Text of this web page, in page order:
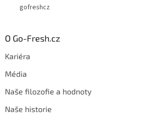
gofreshcz
O Go-Fresh.cz
Kariéra
Média
Naše filozofie a hodnoty
Naše historie